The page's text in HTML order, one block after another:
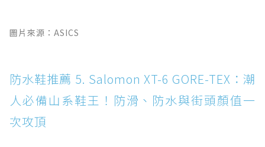
圖片來源：ASICS
防水鞋推薦 5. Salomon XT-6 GORE-TEX：潮
人必備山系鞋王！防滑、防水與街頭顏值一
次攻頂